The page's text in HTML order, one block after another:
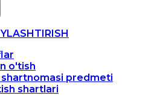
o'tish
predmeti
shartlari